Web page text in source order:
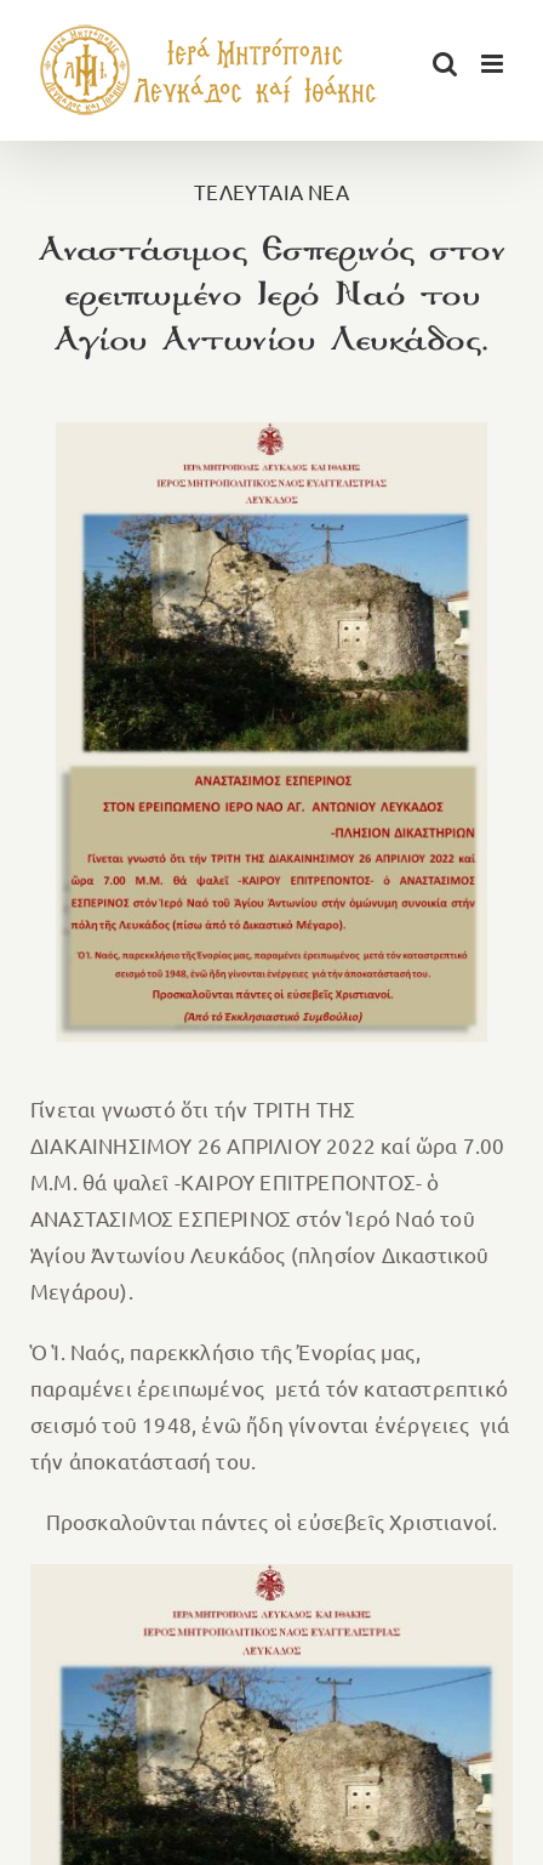
περιεχόμενο
ΤΕΛΕΥΤΑΙΑ ΝΕΑ
Αναστάσιμος Εσπερινός στον
ερειπωμένο Ιερό Ναό του
Αγίου Αντωνίου Λευκάδος.
Γίνεται γνωστό ὅτι τήν ΤΡΙΤΗ ΤΗΣ
ΔΙΑΚΑΙΝΗΣΙΜΟΥ 26 ΑΠΡΙΛΙΟΥ 2022 καί ὥρα 7.00
Μ.Μ. θά ψαλεῖ -ΚΑΙΡΟΥ ΕΠΙΤΡΕΠΟΝΤΟΣ- ὁ
ΑΝΑΣΤΑΣΙΜΟΣ ΕΣΠΕΡΙΝΟΣ στόν Ἱερό Ναό τοῦ
Ἁγίου Ἀντωνίου Λευκάδος (πλησίον Δικαστικοῦ
Μεγάρου).
Ὁ Ἱ. Ναός, παρεκκλήσιο τῆς Ἐνορίας μας,
παραμένει ἐρειπωμένος μετά τόν καταστρεπτικό
σεισμό τοῦ 1948, ἐνῶ ἤδη γίνονται ἐνέργειες γιά
τήν ἀποκατάστασή του.
Προσκαλοῦνται πάντες οἱ εὐσεβεῖς Χριστιανοί.